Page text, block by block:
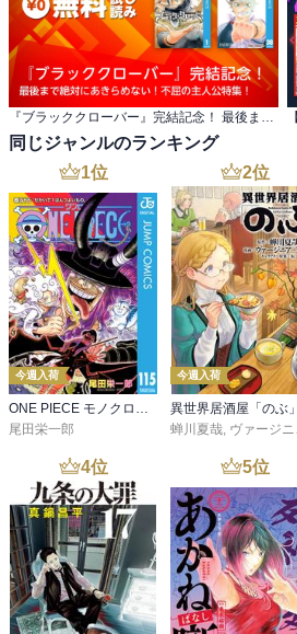
同じジャンルのランキング
1位
今週入荷
ONE PIECE モノクロ版 115
尾田栄一郎
2位
今週入荷
蝉川夏哉, ヴァージニア二等兵
4位 5位